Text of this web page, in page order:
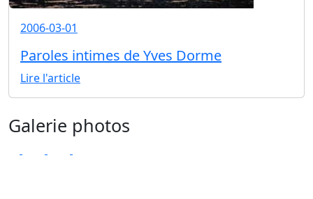
2006-03-01
Paroles intimes de Yves Dorme
Lire l'article
Galerie photos